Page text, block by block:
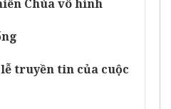
Chúa vô hình
truyền tin của cuộc